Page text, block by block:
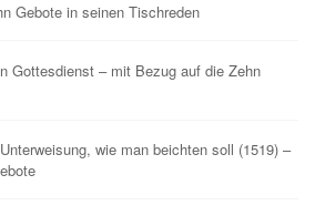
Gebote in seinen Tischreden
Gottesdienst – mit Bezug auf die Zehn
wie man beichten soll (1519) –